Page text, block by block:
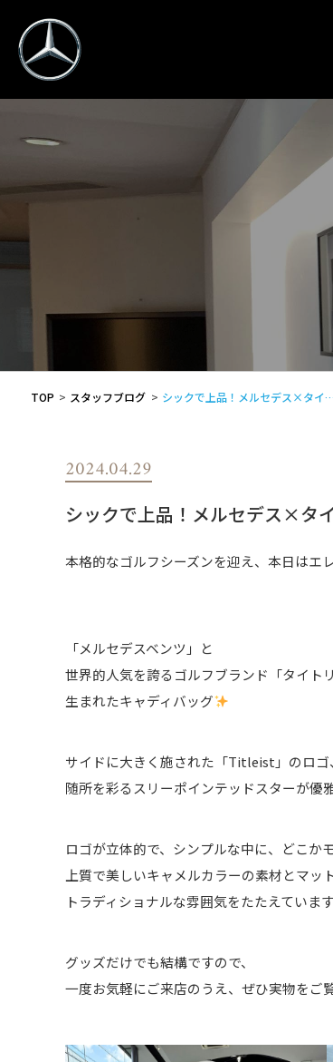
TOP スタッフブログ シックで上品！メルセデス×タイ…
2024.04.29
シックで上品！メルセデス×タ
本格的なゴルフシーズンを迎え、本日はエ
「メルセデスベンツ」と
世界的人気を誇るゴルフブランド「タイト
生まれたキャディバッグ
サイドに大きく施された「Titleist」のロゴ、
随所を彩るスリーポインテッドスターが優
ロゴが立体的で、シンプルな中に、どこか
上質で美しいキャメルカラーの素材とマッ
トラディショナルな雰囲気をたたえています
グッズだけでも結構ですので、
一度お気軽にご来店のうえ、ぜひ実物をご